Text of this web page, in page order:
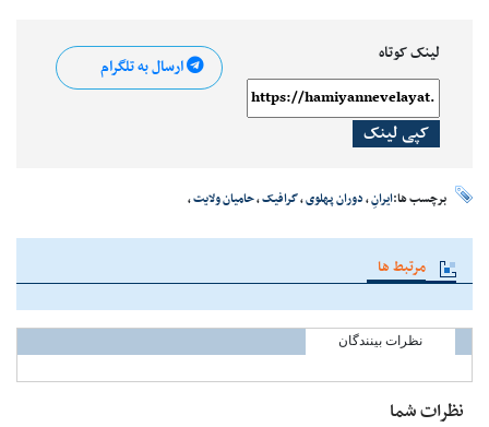
لینک کوتاه
کپی لینک
ارسال به تلگرام
برچسب ها:ایرانِ،دوران پهلوی،گرافیک،حامیان ولایت،
مرتبط ها
نظرات بینندگان
نظرات شما